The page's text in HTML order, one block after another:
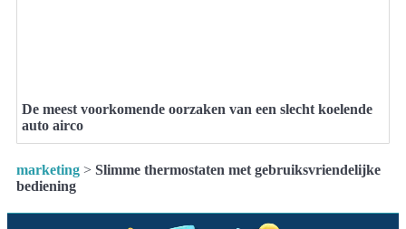
De meest voorkomende oorzaken van een slecht koelende
auto airco
marketing > Slimme thermostaten met gebruiksvriendelijke
bediening